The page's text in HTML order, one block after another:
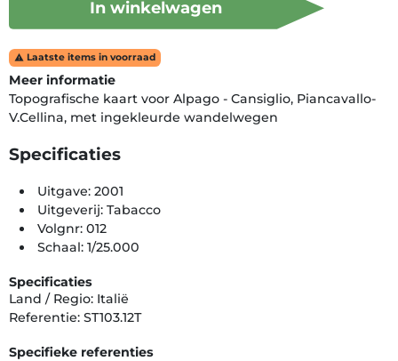
In winkelwagen
 Laatste items in voorraad
Meer informatie
Topografische kaart voor Alpago - Cansiglio, Piancavallo-
V.Cellina, met ingekleurde wandelwegen
Specificaties
Uitgave: 2001
Uitgeverij: Tabacco
Volgnr: 012
Schaal: 1/25.000
Specificaties
Land / Regio: Italië
Referentie: ST103.12T
Specifieke referenties